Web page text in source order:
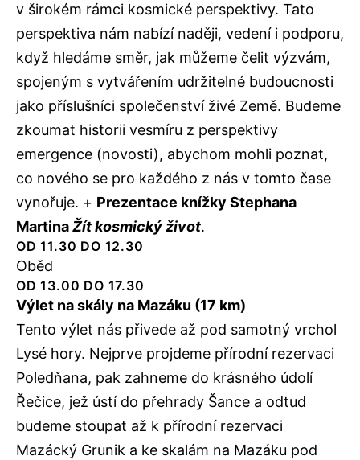
v širokém rámci kosmické perspektivy. Tato
perspektiva nám nabízí naději, vedení i podporu,
když hledáme směr, jak můžeme čelit výzvám,
spojeným s vytvářením udržitelné budoucnosti
jako příslušníci společenství živé Země. Budeme
zkoumat historii vesmíru z perspektivy
emergence (novosti), abychom mohli poznat,
co nového se pro každého z nás v tomto čase
vynořuje. + Prezentace knížky Stephana
MartinaŽít kosmický život.
OD 11.30 DO 12.30
Oběd
OD 13.00 DO 17.30
Výlet na skály na Mazáku (17 km)
Tento výlet nás přivede až pod samotný vrchol
Lysé hory. Nejprve projdeme přírodní rezervaci
Poledňana, pak zahneme do krásného údolí
Řečice, jež ústí do přehrady Šance a odtud
budeme stoupat až k přírodní rezervaci
Mazácký Grunik a ke skalám na Mazáku pod